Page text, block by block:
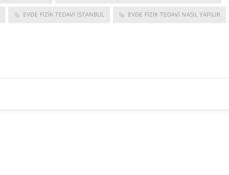
EVDE FIZIK TEDAVI ISTANBUL EVDE FIZIK TEDAVI NASIL YAPILIR